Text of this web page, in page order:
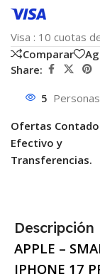
Visa : 10 cuotas
Comparar
Share:
5
Ofertas Contado
Efectivo y
Transferencias.
Descripción
APPLE –
IPHONE 17